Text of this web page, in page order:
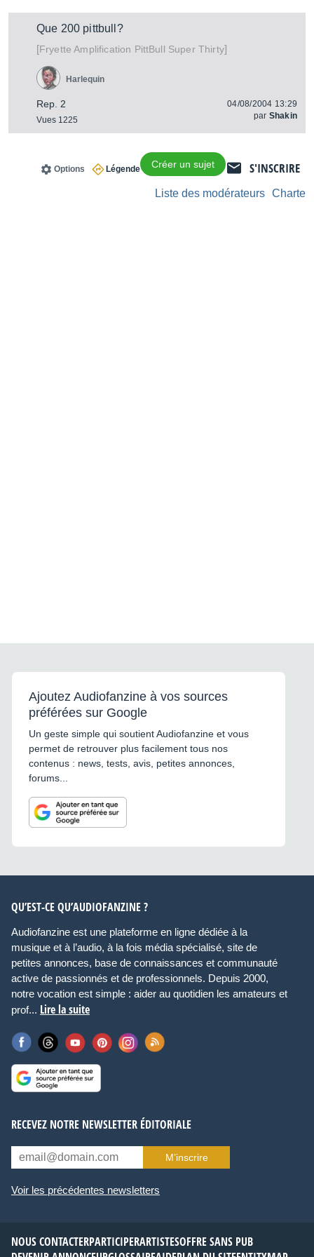
Que 200 pittbull?
[Fryette Amplification PittBull Super Thirty]
Rep. 2
Vues 1225
Harlequin
04/08/2004 13:29
par Shakin
S'INSCRIRE
Créer un sujet
Légende
Options
Charte
Liste des modérateurs
Ajoutez Audiofanzine à vos sources
préférées sur Google
Un geste simple qui soutient Audiofanzine et vous
permet de retrouver plus facilement tous nos
contenus : news, tests, avis, petites annonces,
forums...
QU’EST-CE QU’AUDIOFANZINE ?
Audiofanzine est une plateforme en ligne dédiée à la
musique et à l’audio, à la fois média spécialisé, site de
petites annonces, base de connaissances et communauté
active de passionnés et de professionnels. Depuis 2000,
notre vocation est simple : aider au quotidien les amateurs et
prof... Lire la suite
RECEVEZ NOTRE NEWSLETTER ÉDITORIALE
M’inscrire
Voir les précédentes newsletters
NOUS CONTACTERPARTICIPERARTISTESOFFRE SANS PUB